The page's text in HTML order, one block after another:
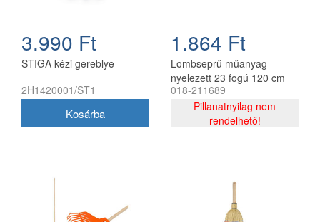
3.990 Ft
STIGA kézi gereblye
2H1420001/ST1
1.864 Ft
Lombseprű műanyag
nyelezett 23 fogú 120 cm
egyenes narancssárga Golf
018-211689
Pillanatnyilag nem
rendelhető!